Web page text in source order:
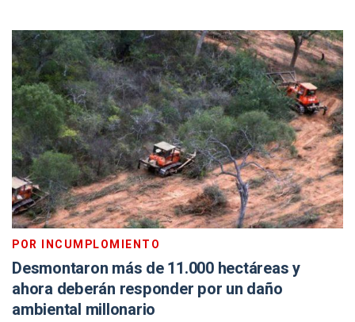
POR INCUMPLOMIENTO
Desmontaron más de 11.000 hectáreas y
ahora deberán responder por un daño
ambiental millonario